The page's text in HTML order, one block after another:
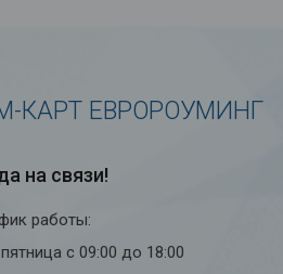
КАРТ ЕВРОРОУМИНГ
на связи!
работы:
с 09:00 до 18:00